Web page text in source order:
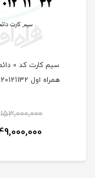
سیم کارت کد 0 دائمی
3٪
تومان